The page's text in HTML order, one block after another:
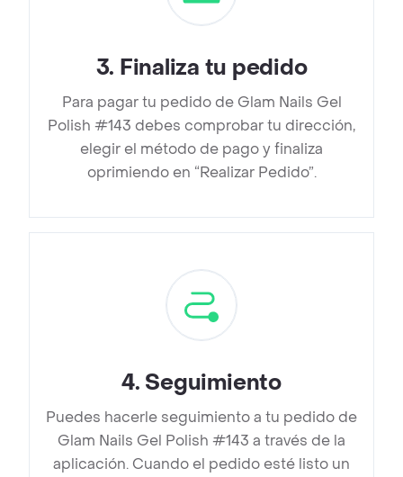
3. Finaliza tu pedido
Para pagar tu pedido de Glam Nails Gel
Polish #143 debes comprobar tu dirección,
elegir el método de pago y finaliza
oprimiendo en “Realizar Pedido”.
4. Seguimiento
Puedes hacerle seguimiento a tu pedido de
Glam Nails Gel Polish #143 a través de la
aplicación. Cuando el pedido esté listo un